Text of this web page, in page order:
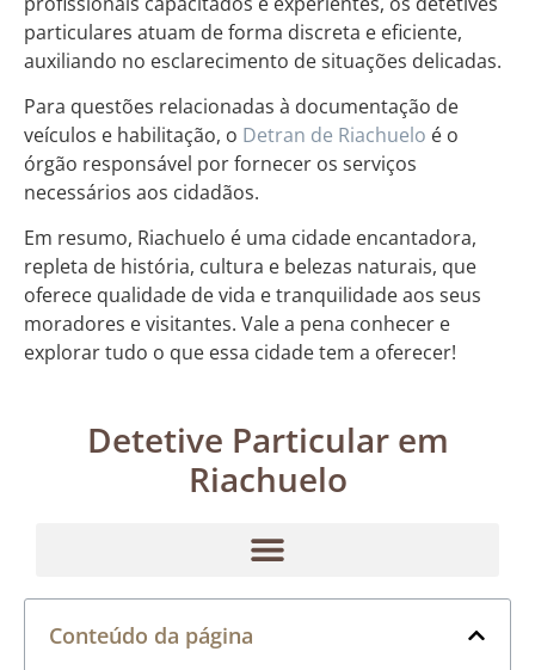
particulares atuam de forma discreta e eficiente,
auxiliando no esclarecimento de situações delicadas.
Para questões relacionadas à documentação de
veículos e habilitação, o Detran de Riachuelo é o
órgão responsável por fornecer os serviços
necessários aos cidadãos.
Em resumo, Riachuelo é uma cidade encantadora,
repleta de história, cultura e belezas naturais, que
oferece qualidade de vida e tranquilidade aos seus
moradores e visitantes. Vale a pena conhecer e
explorar tudo o que essa cidade tem a oferecer!
Detetive Particular em
Riachuelo
Conteúdo da página